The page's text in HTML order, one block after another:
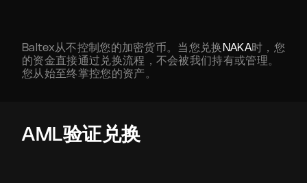
Baltex从不控制您的加密货币。当您兑换NAKA时，您
的资金直接通过兑换流程，不会被我们持有或管理。
您从始至终掌控您的资产。
AML验证兑换